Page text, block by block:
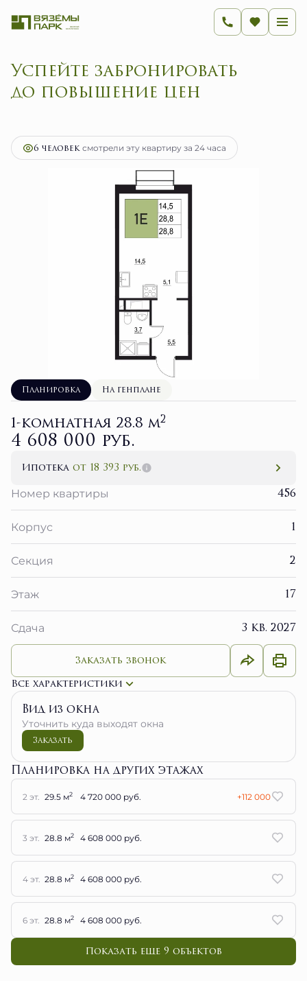
Успейте забронировать
до повышение цен
1-комнатная28.8 м2
6 человексмотрели эту квартиру за 24 часа
Планировка На генплане
1-комнатная 28.8 м2
4 608 000 руб.
Ипотека от 18 393 руб.
Номер квартиры
456
Корпус 1
Секция 2
Этаж 17
Сдача 3 кв. 2027
Заказать звонок
Все характеристики
Вид из окна
Уточнить куда выходят окна
Заказать
Планировка на других этажах
2 эт. 29.5 м2 4 720 000 руб. +112 000
3 эт. 28.8 м2 4 608 000 руб.
4 эт. 28.8 м2 4 608 000 руб.
6 эт. 28.8 м2 4 608 000 руб.
Показать еще 9 объектов